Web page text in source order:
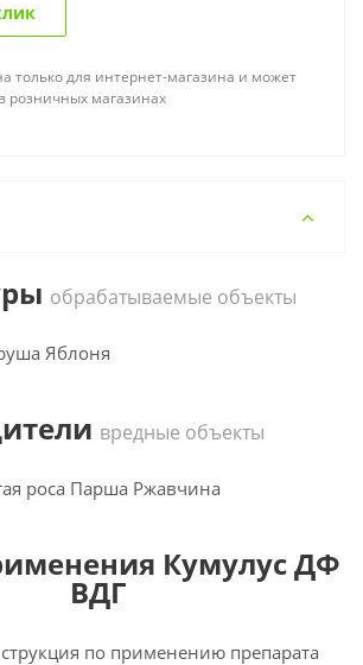
только для интернет-магазина и может
розничных магазинах
обрабатываемые объекты
Яблоня
вредные объекты
роса Парша Ржавчина
Кумулус ДФ
ВДГ
по применению препарата